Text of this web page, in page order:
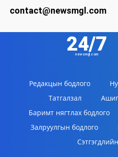
contact@newsmgl.com
24/7
newsmgl.com
Редакцын бодлого
Татгалзал
Баримт нягтлах бодлого
Залруулгын бодлого